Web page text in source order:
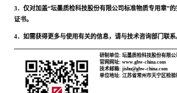
3．仅对加盖“坛墨质检科技股份有限公司标准物质专用章”
证书。
4．如需获得更多与使用有关的信息，请与技术咨询部门联系
研制单位: 坛墨质检科技股份有限公
官网网址: www.gbw-china.com
技术邮箱: jishu@gbw-china.com
单位地址: 江苏省常州市天宁区检